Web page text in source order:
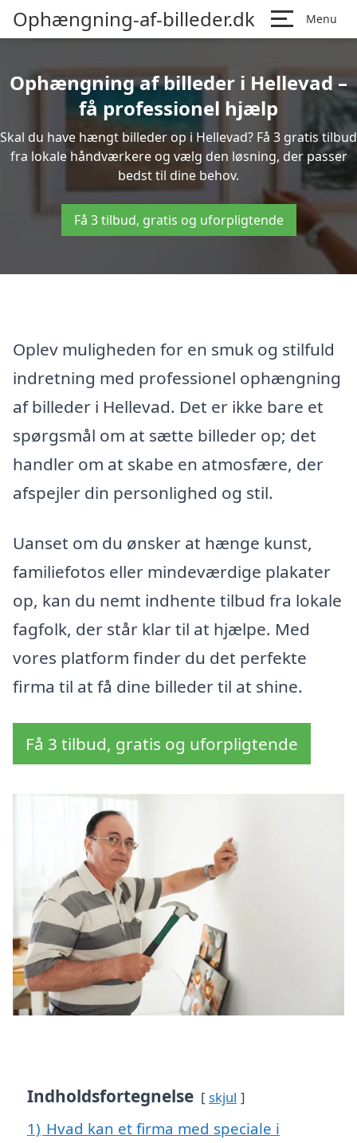
Ophængning-af-billeder.dk Menu
Ophængning af billeder i Hellevad –
få professionel hjælp
Skal du have hængt billeder op i Hellevad? Få 3 gratis tilbud
fra lokale håndværkere og vælg den løsning, der passer
bedst til dine behov.
Få 3 tilbud, gratis og uforpligtende
Oplev muligheden for en smuk og stilfuld
indretning med professionel ophængning
af billeder i Hellevad. Det er ikke bare et
spørgsmål om at sætte billeder op; det
handler om at skabe en atmosfære, der
afspejler din personlighed og stil.
Uanset om du ønsker at hænge kunst,
familiefotos eller mindeværdige plakater
op, kan du nemt indhente tilbud fra lokale
fagfolk, der står klar til at hjælpe. Med
vores platform finder du det perfekte
firma til at få dine billeder til at shine.
Få 3 tilbud, gratis og uforpligtende
Indholdsfortegnelse skjul
1) Hvad kan et firma med speciale i